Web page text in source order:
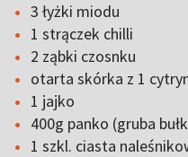
3 łyżki miodu
1 strączek chilli
2 ząbki czosnku
otarta skórka z 1
1 jajko
400g panko (gruba
1 szkl. ciasta